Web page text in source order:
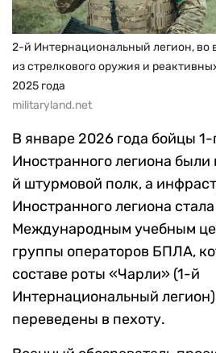
2-й Интернациональный легион, во
из стрелкового оружия и
2025 года
militaryland.net
В январе 2026 года бойцы 1-
Иностранного легиона
й штурмовой полк, а
Иностранного легиона
Международным учебным
группы операторов БПЛА,
составе роты «Чарли» (1-й
Интернациональный
переведены в пехоту.